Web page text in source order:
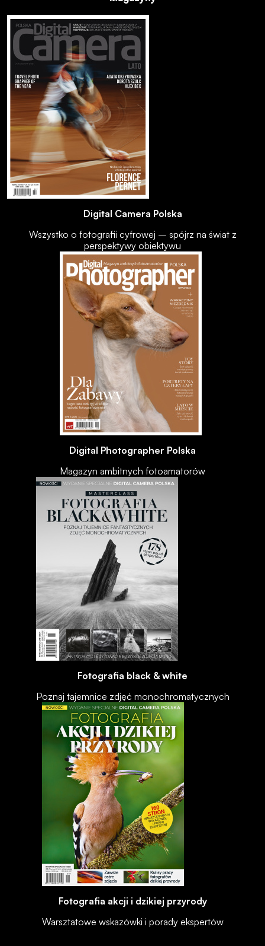
Digital Camera Polska
Wszystko o fotografii cyfrowej – spójrz na świat z
perspektywy obiektywu
Digital Photographer Polska
Magazyn ambitnych fotoamatorów
Fotografia black & white
Poznaj tajemnice zdjęć monochromatycznych
Fotografia akcji i dzikiej przyrody
Warsztatowe wskazówki i porady ekspertów